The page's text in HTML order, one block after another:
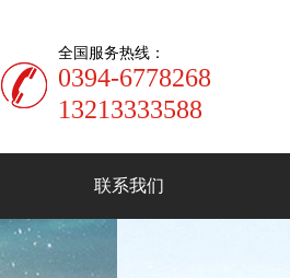
全国服务热线：
0394-6778268
13213333588
联系我们